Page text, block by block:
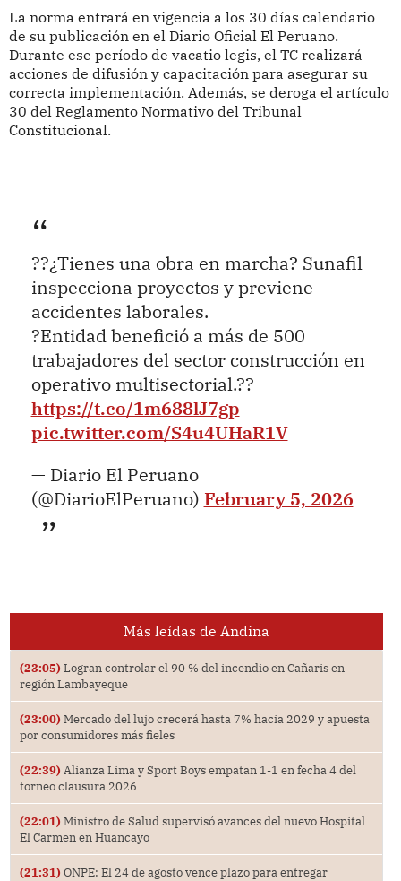
La norma entrará en vigencia a los 30 días calendario
de su publicación en el Diario Oficial El Peruano.
Durante ese período de vacatio legis, el TC realizará
acciones de difusión y capacitación para asegurar su
correcta implementación. Además, se deroga el artículo
30 del Reglamento Normativo del Tribunal
Constitucional.
??¿Tienes una obra en marcha? Sunafil
inspecciona proyectos y previene
accidentes laborales.
?Entidad benefició a más de 500
trabajadores del sector construcción en
operativo multisectorial.??
https://t.co/1m688lJ7gp
pic.twitter.com/S4u4UHaR1V
— Diario El Peruano
(@DiarioElPeruano) February 5, 2026
Más leídas de Andina
(23:05) Logran controlar el 90 % del incendio en Cañaris en
región Lambayeque
(23:00) Mercado del lujo crecerá hasta 7% hacia 2029 y apuesta
por consumidores más fieles
(22:39) Alianza Lima y Sport Boys empatan 1-1 en fecha 4 del
torneo clausura 2026
(22:01) Ministro de Salud supervisó avances del nuevo Hospital
El Carmen en Huancayo
(21:31) ONPE: El 24 de agosto vence plazo para entregar